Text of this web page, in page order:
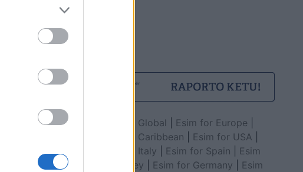
Esim for Global Esim for Europe
Esim for Caribbean
Esim for USA
Esim for Italy
Esim for Spain
Esim
for Turkey
Esim for Germany
Esim